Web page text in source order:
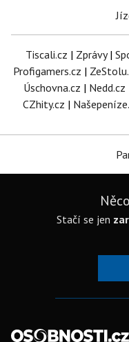
Tiscali.cz | Zprávy|
Profigamers.cz |
Úschovna.cz | Nedd.cz
CZhity.cz |
Stačí se jen